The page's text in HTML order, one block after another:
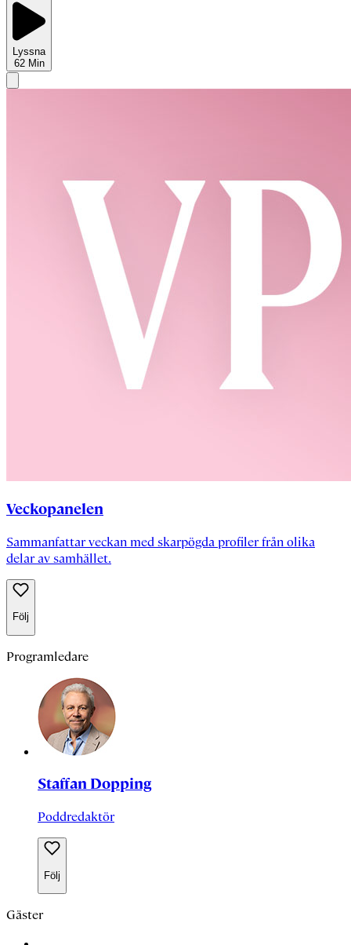
Lyssna
62 Min
Veckopanelen
Sammanfattar veckan med skarpögda profiler från olika
delar av samhället.
Följ
Programledare
Staffan Dopping
Poddredaktör
Följ
Gäster